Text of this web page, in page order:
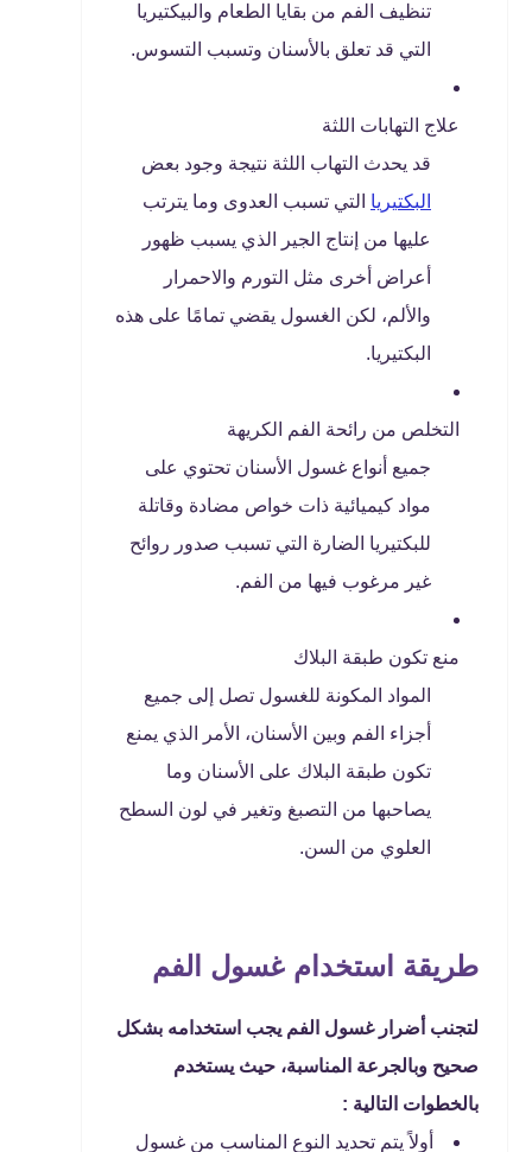
تنظيف الفم من بقايا الطعام والبيكتيريا
التي قد تعلق بالأسنان وتسبب التسوس.
علاج التهابات اللثة
قد يحدث التهاب اللثة نتيجة وجود بعض
البكتيريا التي تسبب العدوى وما يترتب
عليها من إنتاج الجير الذي يسبب ظهور
أعراض أخرى مثل التورم والاحمرار
والألم، لكن الغسول يقضي تمامًا على هذه
البكتيريا.
التخلص من رائحة الفم الكريهة
جميع أنواع غسول الأسنان تحتوي على
مواد كيميائية ذات خواص مضادة وقاتلة
للبكتيريا الضارة التي تسبب صدور روائح
غير مرغوب فيها من الفم.
منع تكون طبقة البلاك
المواد المكونة للغسول تصل إلى جميع
أجزاء الفم وبين الأسنان، الأمر الذي يمنع
تكون طبقة البلاك على الأسنان وما
يصاحبها من التصبغ وتغير في لون السطح
العلوي من السن.
طريقة استخدام غسول الفم
لتجنب أضرار غسول الفم يجب استخدامه بشكل
صحيح وبالجرعة المناسبة، حيث يستخدم
بالخطوات التالية :
أولاً يتم تحديد النوع المناسب من غسول